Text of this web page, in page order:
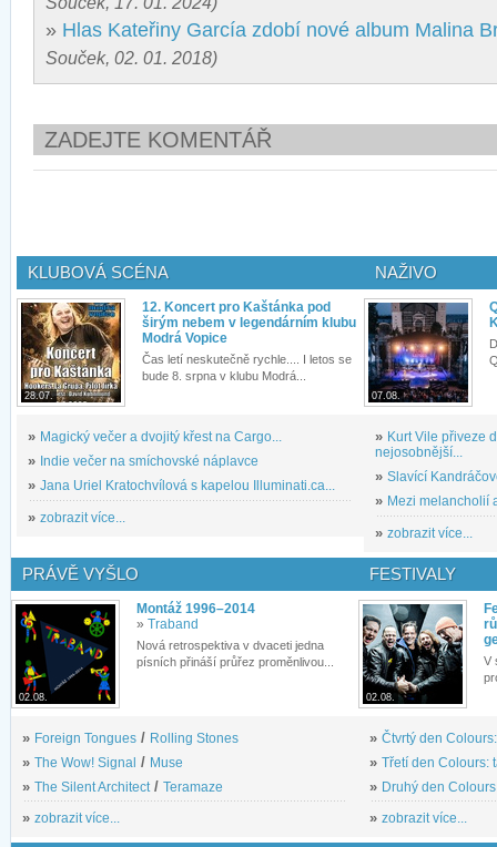
» Hlas Kateřiny García zdobí nové album Malina
Souček, 02. 01. 2018)
ZADEJTE KOMENTÁŘ
KLUBOVÁ SCÉNA
28.07.
12. Koncert pro Kaštánka pod
širým nebem v legendárním klubu
Modrá Vopice
Čas letí neskutečně rychle.... I letos se
bude 8. srpna v klubu Modrá...
» Magický večer a dvojitý křest na Cargo...
» Indie večer na smíchovské náplavce
» Jana Uriel Kratochvílová s kapelou Illuminati.ca...
» zobrazit více...
NAŽIVO
07.08.
» Kurt Vile přiveze
nejosobnější...
» Slavící
» Mezi melancholií
» zobrazit více...
PRÁVĚ VYŠLO
02.08.
Montáž 1996–2014
» Traband
Nová retrospektiva v dvaceti jedna
písních přináší průřez proměnlivou...
» Foreign Tongues / Rolling Stones
» The Wow! Signal / Muse
» The Silent Architect / Teramaze
» zobrazit více...
FESTIVALY
02.08.
V
» Čtvrtý den
» Třetí den Colours:
» Druhý den
» zobrazit více...